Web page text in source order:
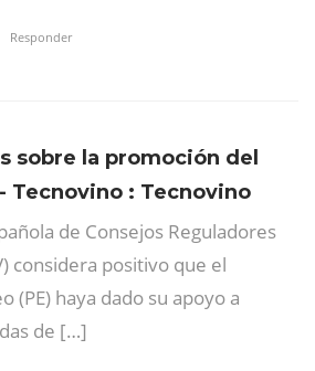
Responder
sobre la promoción del
Tecnovino : Tecnovino
de Consejos Reguladores
considera positivo que el
(PE) haya dado su apoyo a
de […]